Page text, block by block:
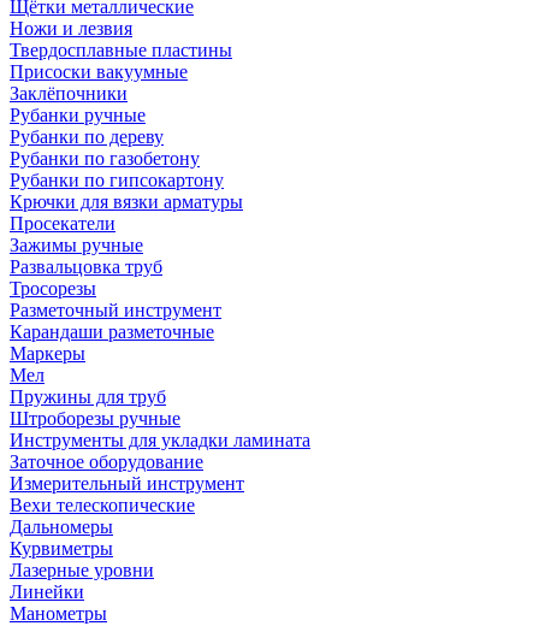
Щётки металлические
Ножи и лезвия
Твердосплавные пластины
Присоски вакуумные
Заклёпочники
Рубанки ручные
Рубанки по дереву
Рубанки по газобетону
Рубанки по гипсокартону
Крючки для вязки арматуры
Просекатели
Зажимы ручные
Развальцовка труб
Тросорезы
Разметочный инструмент
Карандаши разметочные
Маркеры
Мел
Пружины для труб
Штроборезы ручные
Инструменты для укладки ламината
Заточное оборудование
Измерительный инструмент
Вехи телескопические
Дальномеры
Курвиметры
Лазерные уровни
Линейки
Манометры